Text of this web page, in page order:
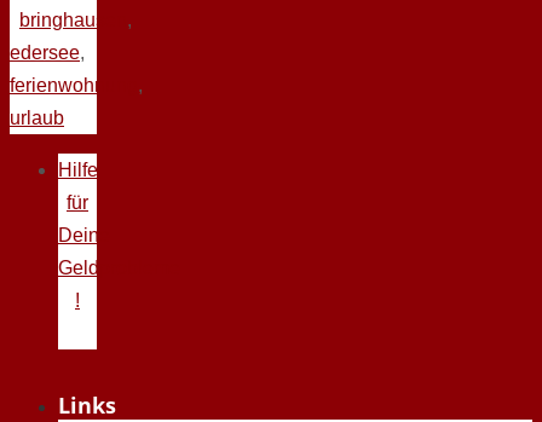
bringhausen ,
edersee,
ferienwohnung ,
urlaub
Hilfe
für
Deine
Geldprobleme
!
Links